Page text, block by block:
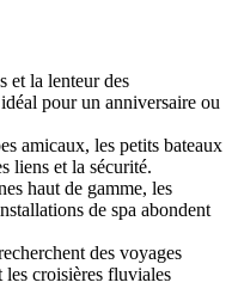
et la lenteur des
pour un anniversaire ou
amicaux, les petits bateaux
liens et la sécurité.
haut de gamme, les
de spa abondent
des voyages
croisières fluviales